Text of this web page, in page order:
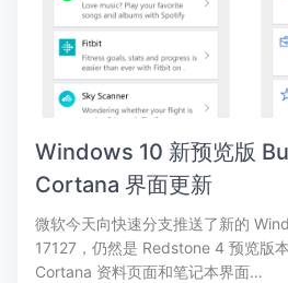
Windows 10 新预览版
Cortana 界面更新
微软今天向快速分支推送了新的
17127，仍然是 Redstone 4 预览版
Cortana 资料页面和笔记本界面…